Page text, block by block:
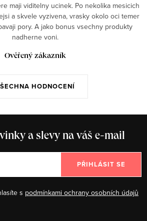
HODNOCENÍ
maji viditelny ucinek. Po nekolika mesicich
a skvele vyzivena, vrasky okolo oci temer
pory. A jako bonus vsechny produkty
nadherne voni.
Ověřený zákazník
a slevy na váš e-mail
s podmínkami ochrany osobních údajů
PŘIHLÁSIT SE